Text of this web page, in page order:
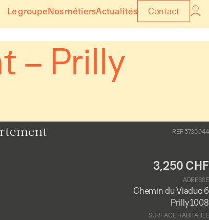
Le groupeNos métiersActualités Contact
– Prilly
REF 5730944
3,250 CHF
ADRESSE
Chemin du Viaduc 6
Prilly 1008
SURFACE HABITABLE